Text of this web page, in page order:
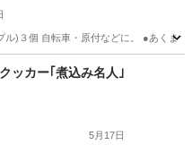
)３個 自転車・原付などに。 ●あくま
ケーズデンキ
クッカー｢煮込み名人｣
5月17日